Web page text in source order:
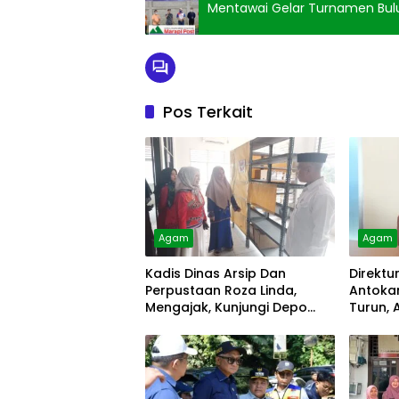
Mentawai Gelar Turnamen
Pos Terkait
Agam
Kadis Dinas Arsip Dan
Perpustaan Roza Linda,
Mengajak, Kunjungi Depo
Agam
Turun,